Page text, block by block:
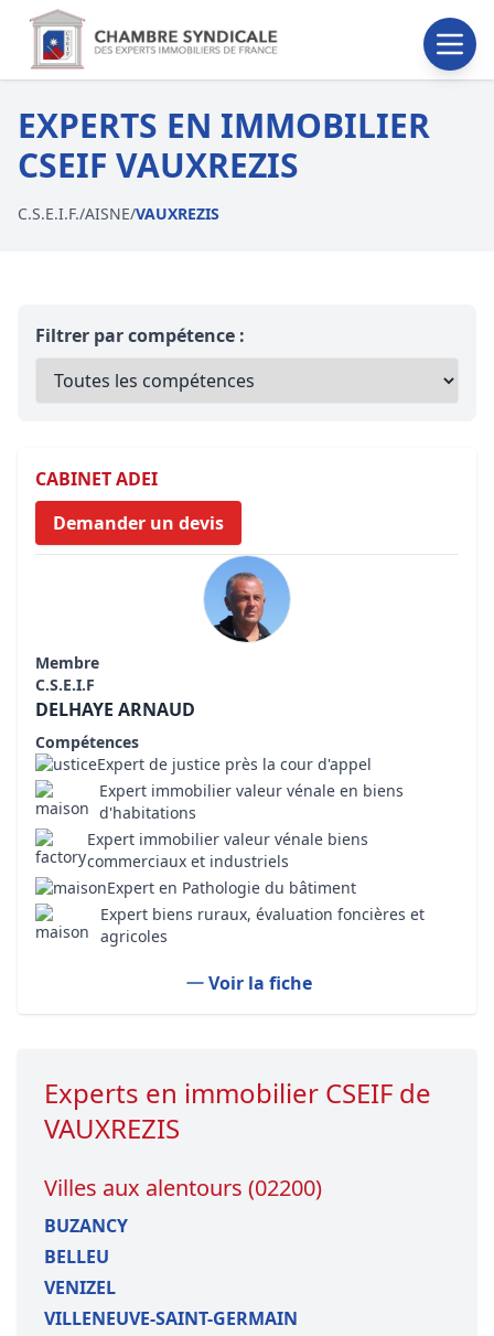
EXPERTS EN IMMOBILIER
CSEIF VAUXREZIS
C.S.E.I.F./AISNE/VAUXREZIS
Filtrer par compétence :
CABINET ADEI
Demander un devis
Membre
C.S.E.I.F
DELHAYE ARNAUD
Compétences
Expert de justice près la cour d'appel
Expert immobilier valeur vénale en biens
d'habitations
Expert immobilier valeur vénale biens
commerciaux et industriels
Expert en Pathologie du bâtiment
Expert biens ruraux, évaluation foncières et
agricoles
Voir la fiche
Experts en immobilier CSEIF de
VAUXREZIS
Villes aux alentours (02200)
BUZANCY
BELLEU
VENIZEL
VILLENEUVE-SAINT-GERMAIN